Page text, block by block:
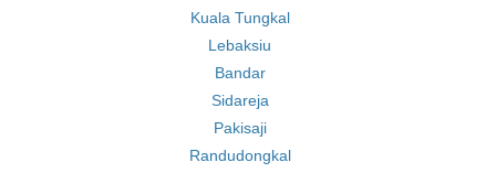
Kuala Tungkal
Lebaksiu
Bandar
Sidareja
Pakisaji
Randudongkal